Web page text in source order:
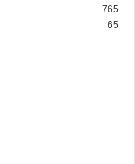
765
65